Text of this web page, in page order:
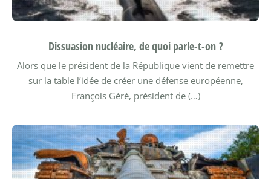
Dissuasion nucléaire, de quoi parle-t-on ?
Alors que le président de la République vient de remettre
sur la table l’idée de créer une défense européenne,
François Géré, président de (…)